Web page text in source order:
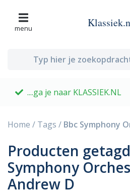
menu
....ga je naar KLASSIEK.NL
Home / Tags / Bbc Symphony
Producten
Symphony
Andrew D